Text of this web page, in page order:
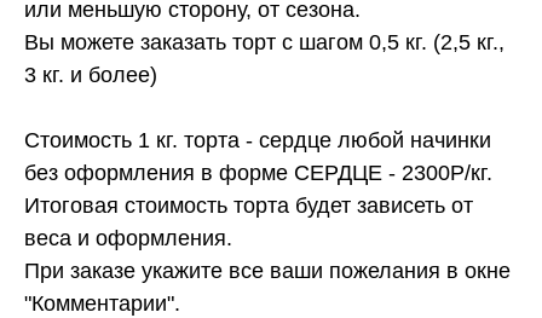
или меньшую сторону, от сезона.
Вы можете заказать торт с шагом 0,5 кг. (2,5 кг.,
3 кг. и более)
Стоимость 1 кг. торта - сердце любой начинки
без оформления в форме СЕРДЦЕ - 2300Р/кг.
Итоговая стоимость торта будет зависеть от
веса и оформления.
При заказе укажите все ваши пожелания в окне
"Комментарии".